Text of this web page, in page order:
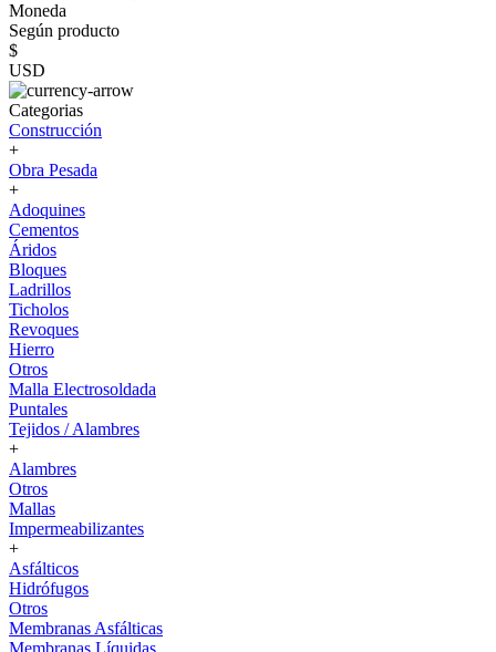
Moneda
Según producto
$
USD
Categorias
Construcción
+
Obra Pesada
+
Adoquines
Cementos
Áridos
Bloques
Ladrillos
Ticholos
Revoques
Hierro
Otros
Malla Electrosoldada
Puntales
Tejidos / Alambres
+
Alambres
Otros
Mallas
Impermeabilizantes
+
Asfálticos
Hidrófugos
Otros
Membranas Asfálticas
Membranas Líquidas